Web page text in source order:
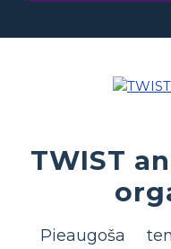
TWIST
Pieaugoša